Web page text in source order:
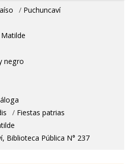
/ Puchuncaví
negro
/ Fiestas patrias
Biblioteca Pública N° 237